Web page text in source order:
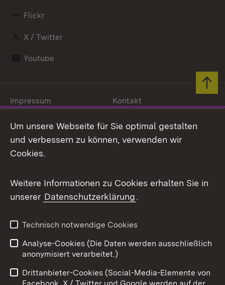
Flickr
X / Twitter
Youtube
Link zum Landesportal
Impressum
Kontakt
Datenschutz
Cookies
Um unsere Webseite für Sie optimal gestalten
und verbessern zu können, verwenden wir
Cookies.
Weitere Informationen zu Cookies erhalten Sie in
unserer Datenschutzerklärung.
Technisch notwendige Cookies
Analyse-Cookies (Die Daten werden ausschließlich
anonymisiert verarbeitet.)
Drittanbieter-Cookies (Social-Media-Elemente von